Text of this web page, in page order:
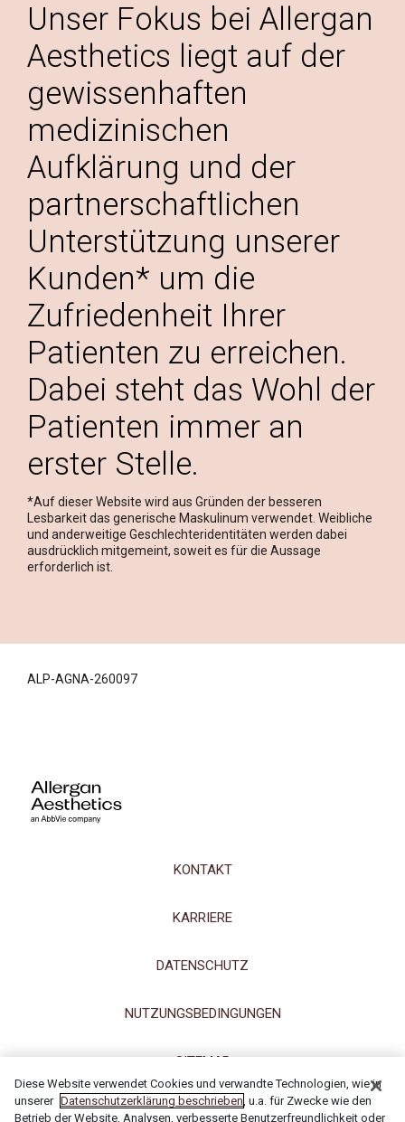
Unser Fokus bei Allergan
Aesthetics liegt auf der
gewissenhaften
medizinischen
Aufklärung und der
partnerschaftlichen
Unterstützung unserer
Kunden* um die
Zufriedenheit Ihrer
Patienten zu erreichen.
Dabei steht das Wohl der
Patienten immer an
erster Stelle.
*Auf dieser Website wird aus Gründen der besseren
Lesbarkeit das generische Maskulinum verwendet. Weibliche
und anderweitige Geschlechteridentitäten werden dabei
ausdrücklich mitgemeint, soweit es für die Aussage
erforderlich ist.
ALP-AGNA-260097
KONTAKT
KARRIERE
DATENSCHUTZ
NUTZUNGSBEDINGUNGEN
SITEMAP
IMPRESSUM
Diese Website verwendet Cookies und verwandte Technologien, wie in
unserer Datenschutzerklärung beschrieben, u.a. für Zwecke wie den
Betrieb der Website, Analysen, verbesserte Benutzerfreundlichkeit oder